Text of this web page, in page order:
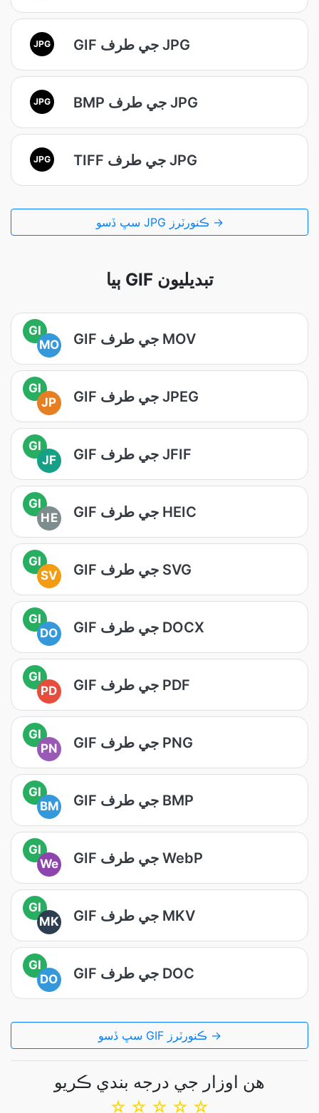
JPG GIF جي طرف JPG
JPG BMP جي طرف JPG
JPG TIFF جي طرف JPG
سڀ ڏسو JPG ڪنورٽرز →
ٻيا GIF تبديليون
GI
MO
GIF جي طرف MOV
GI
JP
GIF جي طرف JPEG
GI
JF
GIF جي طرف JFIF
GI
HE
GIF جي طرف HEIC
GI
SV
GIF جي طرف SVG
GI
DO
GIF جي طرف DOCX
GI
PD
GIF جي طرف PDF
GI
PN
GIF جي طرف PNG
GI
BM
GIF جي طرف BMP
GI
We
GIF جي طرف WebP
GI
MK
GIF جي طرف MKV
GI
DO
GIF جي طرف DOC
سڀ ڏسو GIF ڪنورٽرز →
هن اوزار جي درجه بندي ڪريو
☆
☆
☆
☆
☆